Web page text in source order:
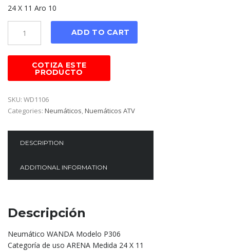
24 X 11 Aro 10
ADD TO CART
SKU: WD1106
Categories: Neumáticos,Nuemáticos ATV
DESCRIPTION
ADDITIONAL INFORMATION
Descripción
Neumático WANDA Modelo P306
Categoría de uso ARENA Medida 24 X 11